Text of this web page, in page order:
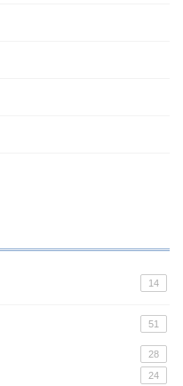
14
51
28
24